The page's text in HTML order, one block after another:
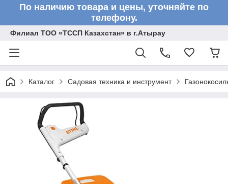
По наличию товара и цены, уточняйте по
телефону.
Филиал ТОО «ТССП Казахстан» в г.Атырау
Каталог Садовая техника и инструмент